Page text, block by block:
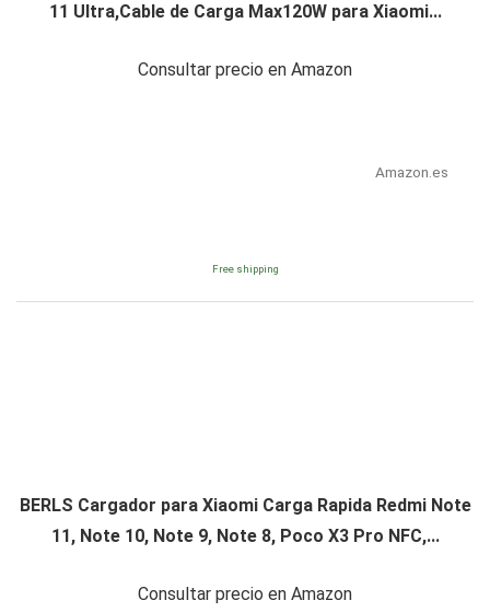
11 Ultra,Cable de Carga Max120W para Xiaomi...
Consultar precio en Amazon
Amazon.es
Free shipping
BERLS Cargador para Xiaomi Carga Rapida Redmi Note
11, Note 10, Note 9, Note 8, Poco X3 Pro NFC,...
Consultar precio en Amazon